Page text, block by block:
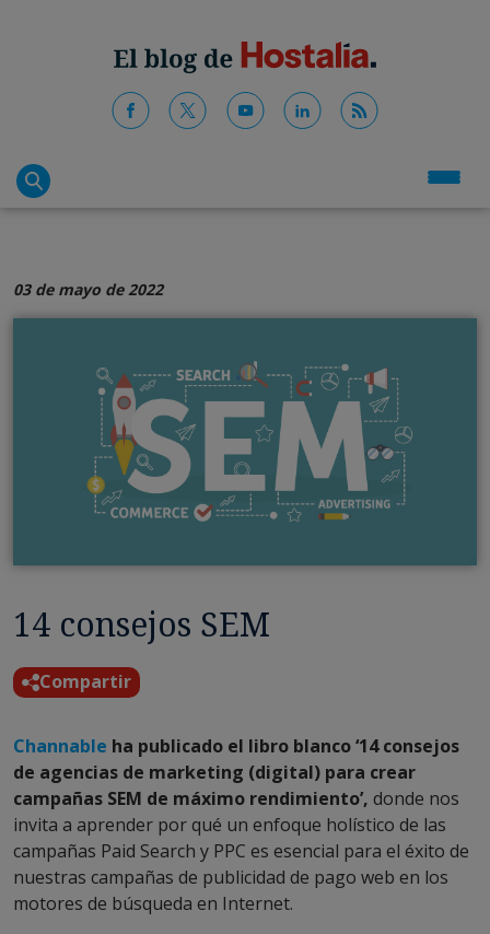
03 de mayo de 2022
14 consejos SEM
Compartir
Channable ha publicado el libro blanco ‘14 consejos
de agencias de marketing (digital) para crear
campañas SEM de máximo rendimiento’, donde nos
invita a aprender por qué un enfoque holístico de las
campañas Paid Search y PPC es esencial para el éxito de
nuestras campañas de publicidad de pago web en los
motores de búsqueda en Internet.